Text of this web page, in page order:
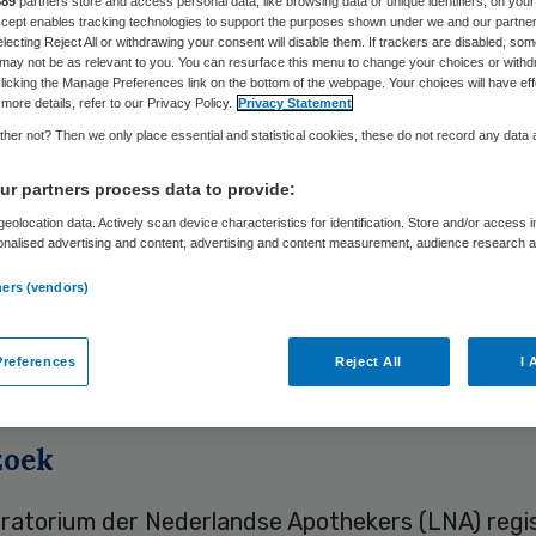
Skipr Redactie 19 september 2014 12:13 21 keer gelezen
jaren zijn de tekorten aan geneesmiddelen
waardoor medicijnen niet altijd leverbaar zijn.
Berenschot in een onderzoek in opdracht van
gaat dit aanpakken.
zij bij het aanbieden van het rapportaan de
der Nederlandse Apothekers (LNA)
enables tracking technologies to support the purposes shown under we and our
Reject All or withdrawing your consent will disable them. If trackers are disabled,
not be as relevant to you. You can resurface this menu to change your choices or
the Manage Preferences link on the bottom of the webpage. Your choices will have
details, refer to our Privacy Policy. Privacy Statement
not? Then we only place essential and statistical cookies, these do not record any data
partners process data to provide:
data. Actively scan device characteristics for identification. Store and/or access
advertising and content, advertising and content measurement, audience research
(vendors)
Reject All I